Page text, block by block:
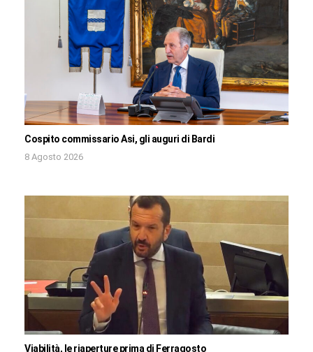
Cospito commissario Asi, gli auguri di Bardi
8 Agosto 2026
Viabilità, le riaperture prima di Ferragosto